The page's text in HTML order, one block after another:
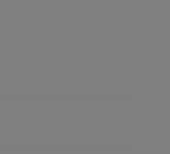
voor Motor, merk & type
Versnellingen